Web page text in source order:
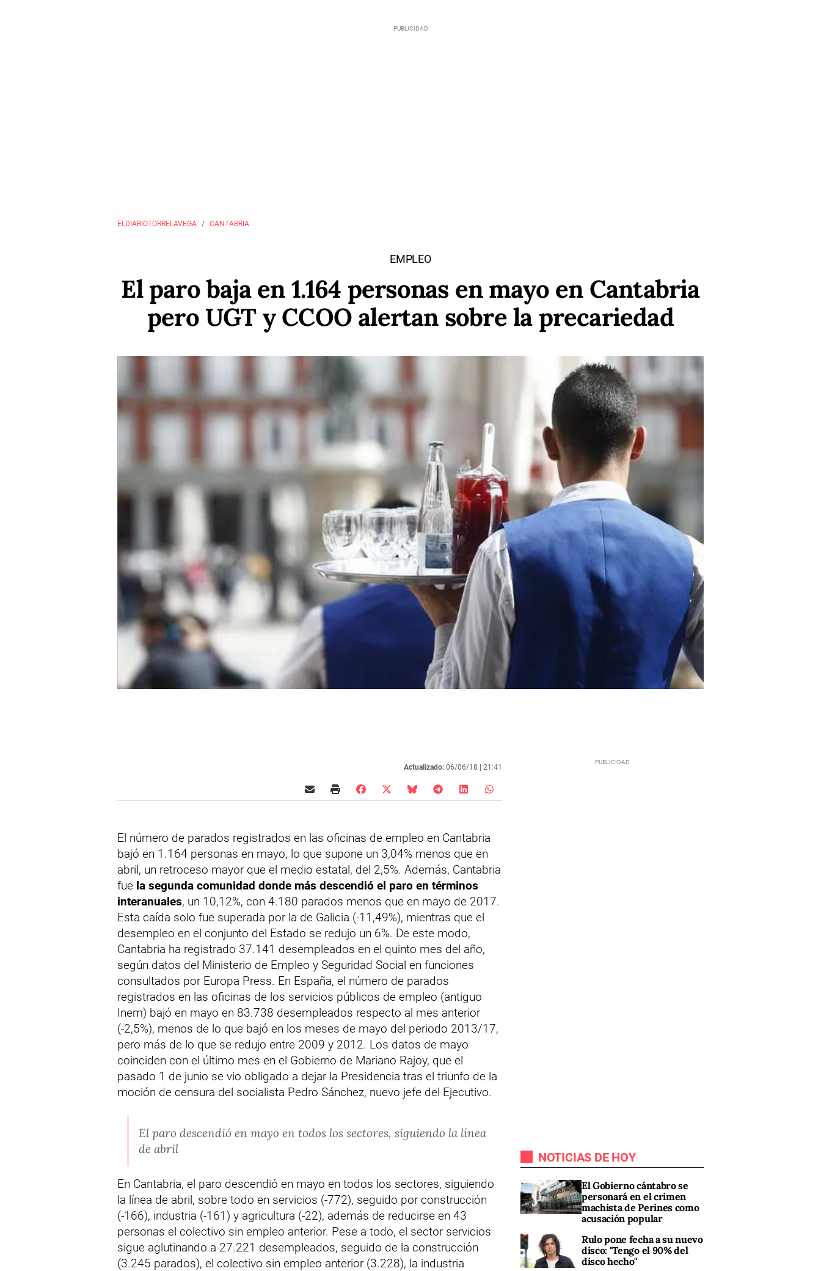
ELDIARIOTORRELAVEGA CANTABRIA
EMPLEO
El paro baja en 1.164 personas en mayo en Cantabria
pero UGT y CCOO alertan sobre la precariedad
Actualizado: 06/06/18 | 21:41
El número de parados registrados en las oficinas de empleo en Cantabria
bajó en 1.164 personas en mayo, lo que supone un 3,04% menos que en
abril, un retroceso mayor que el medio estatal, del 2,5%. Además, Cantabria
fue la segunda comunidad donde más descendió el paro en términos
interanuales, un 10,12%, con 4.180 parados menos que en mayo de 2017.
Esta caída solo fue superada por la de Galicia (-11,49%), mientras que el
desempleo en el conjunto del Estado se redujo un 6%. De este modo,
Cantabria ha registrado 37.141 desempleados en el quinto mes del año,
según datos del Ministerio de Empleo y Seguridad Social en funciones
consultados por Europa Press. En España, el número de parados
registrados en las oficinas de los servicios públicos de empleo (antiguo
Inem) bajó en mayo en 83.738 desempleados respecto al mes anterior
(-2,5%), menos de lo que bajó en los meses de mayo del periodo 2013/17,
pero más de lo que se redujo entre 2009 y 2012. Los datos de mayo
coinciden con el último mes en el Gobierno de Mariano Rajoy, que el
pasado 1 de junio se vio obligado a dejar la Presidencia tras el triunfo de la
moción de censura del socialista Pedro Sánchez, nuevo jefe del Ejecutivo.
El paro descendió en mayo en todos los sectores, siguiendo la línea
de abril
En Cantabria, el paro descendió en mayo en todos los sectores, siguiendo
la línea de abril, sobre todo en servicios (-772), seguido por construcción
(-166), industria (-161) y agricultura (-22), además de reducirse en 43
personas el colectivo sin empleo anterior. Pese a todo, el sector servicios
sigue aglutinando a 27.221 desempleados, seguido de la construcción
(3.245 parados), el colectivo sin empleo anterior (3.228), la industria
NOTICIAS DE HOY
El Gobierno cántabro se
personará en el crimen
machista de Perines como
acusación popular
Rulo pone fecha a su nuevo
disco: "Tengo el 90% del
disco hecho"